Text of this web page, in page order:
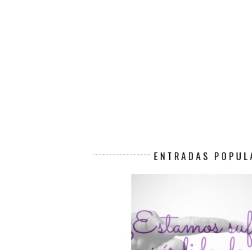
ENTRADAS